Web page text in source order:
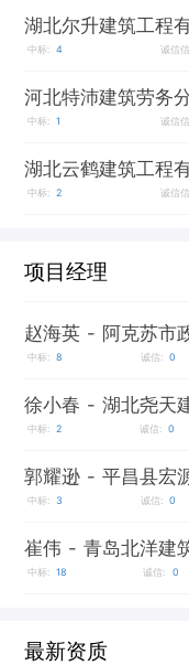
湖北尔升建筑工程
中标: 4 诚信
河北特沛建筑劳务
中标: 1 诚信
湖北云鹤建筑工程
中标: 2 诚信
项目经理
赵海英 - 阿克苏市
中标: 8 诚信: 0
徐小春 - 湖北尧天
中标: 2 诚信: 0
郭耀逊 - 平昌县宏
中标: 3 诚信: 0
崔伟 - 青岛北洋建
中标: 18 诚信: 0
最新资质